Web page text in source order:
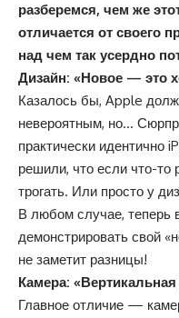
разберемся, чем же
отличается от своего
над чем так усердно
Дизайн: «Новое — это
Казалось бы, Apple
невероятным, но…
практически идентично
решили, что если что-то
трогать. Или просто у
В любом случае, теперь
демонстрировать свой
не заметит разницы!
Камера:
Главное отличие —